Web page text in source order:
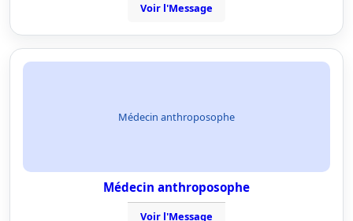
Voir l'Message
Médecin anthroposophe
Médecin anthroposophe
Voir l'Message